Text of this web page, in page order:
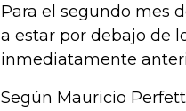
Para el segundo mes
a estar por debajo de
inmediatamente
Según Mauricio